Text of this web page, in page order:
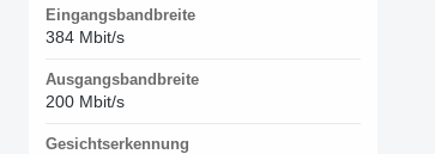
Eingangsbandbreite
384 Mbit/s
Ausgangsbandbreite
200 Mbit/s
Gesichtserkennung